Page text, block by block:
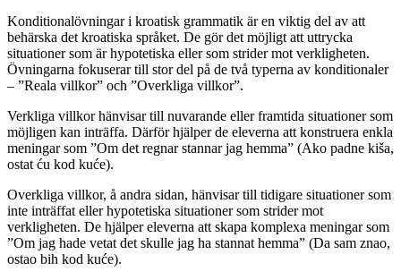
Konditionalövningar i kroatisk grammatik är en viktig del av att
behärska det kroatiska språket. De gör det möjligt att uttrycka
situationer som är hypotetiska eller som strider mot verkligheten.
Övningarna fokuserar till stor del på de två typerna av konditionaler
– ”Reala villkor” och ”Overkliga villkor”.
Verkliga villkor hänvisar till nuvarande eller framtida situationer som
möjligen kan inträffa. Därför hjälper de eleverna att konstruera enkla
meningar som ”Om det regnar stannar jag hemma” (Ako padne kiša,
ostat ću kod kuće).
Overkliga villkor, å andra sidan, hänvisar till tidigare situationer som
inte inträffat eller hypotetiska situationer som strider mot
verkligheten. De hjälper eleverna att skapa komplexa meningar som
”Om jag hade vetat det skulle jag ha stannat hemma” (Da sam znao,
ostao bih kod kuće).